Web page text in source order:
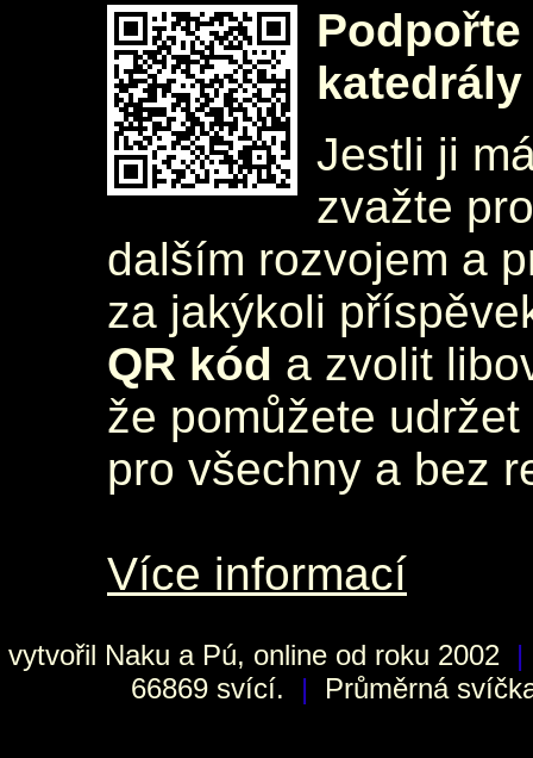
katedrály
Jestli ji
zvažte
dalším rozvojem a
za jakýkoli
QR kód a zvolit
že pomůžete
pro všechny a bez
Více informací
vytvořil Naku a Pú, online od roku 2002 |
66869 svící.
| Průměrná